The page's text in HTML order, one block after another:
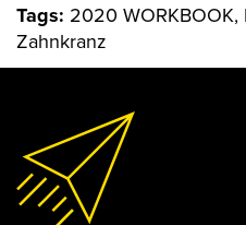
Tags: 2020 WORKBOOK,
Zahnkranz